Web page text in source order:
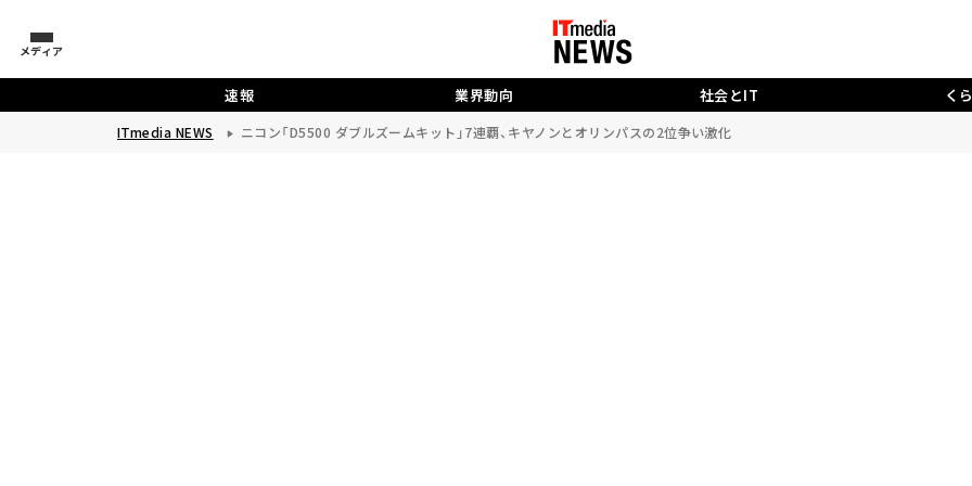
メディア
速報 業界動向 社会とIT く
ITmedia NEWS ニコン「D5500 ダブルズームキット」7連覇、キヤノンとオリンパスの2位争い激化